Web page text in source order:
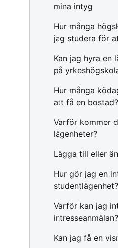
mina intyg
Hur många
jag studera för
Kan jag hyra en
på
Hur många
att få en bostad?
Varför kommer
lägenheter?
Lägga till eller
Hur gör jag en
studentlägenhet?
Varför kan jag
intresseanmälan?
Kan jag få en